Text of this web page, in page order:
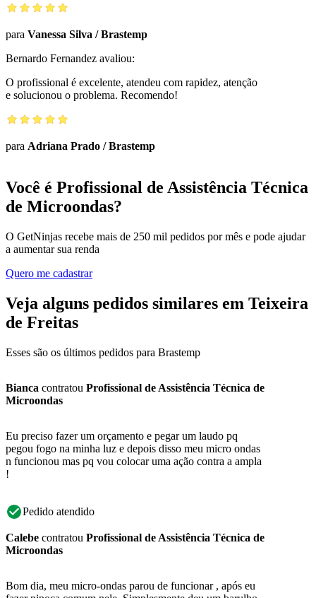
para Vanessa Silva /Brastemp
Bernardo Fernandez avaliou:
O profissional é excelente, atendeu com rapidez, atenção
e solucionou o problema. Recomendo!
para Adriana Prado /Brastemp
Você é Profissional de Assistência Técnica
de Microondas?
O GetNinjas recebe mais de 250 mil pedidos por mês e pode ajudar
a aumentar sua renda
Quero me cadastrar
Veja alguns pedidos similares em Teixeira
de Freitas
Esses são os últimos pedidos para Brastemp
Bianca contratou Profissional de Assistência Técnica de
Microondas
Eu preciso fazer um orçamento e pegar um laudo pq
pegou fogo na minha luz e depois disso meu micro ondas
n funcionou mas pq vou colocar uma ação contra a ampla
!
Pedido atendido
Calebe contratou Profissional de Assistência Técnica de
Microondas
Bom dia, meu micro-ondas parou de funcionar , após eu